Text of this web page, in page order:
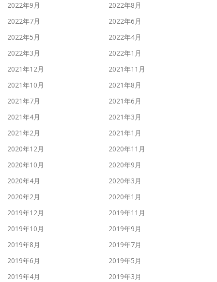
2022年9月
2022年8月
2022年7月
2022年6月
2022年5月
2022年4月
2022年3月
2022年1月
2021年12月
2021年11月
2021年10月
2021年8月
2021年7月
2021年6月
2021年4月
2021年3月
2021年2月
2021年1月
2020年12月
2020年11月
2020年10月
2020年9月
2020年4月
2020年3月
2020年2月
2020年1月
2019年12月
2019年11月
2019年10月
2019年9月
2019年8月
2019年7月
2019年6月
2019年5月
2019年4月
2019年3月